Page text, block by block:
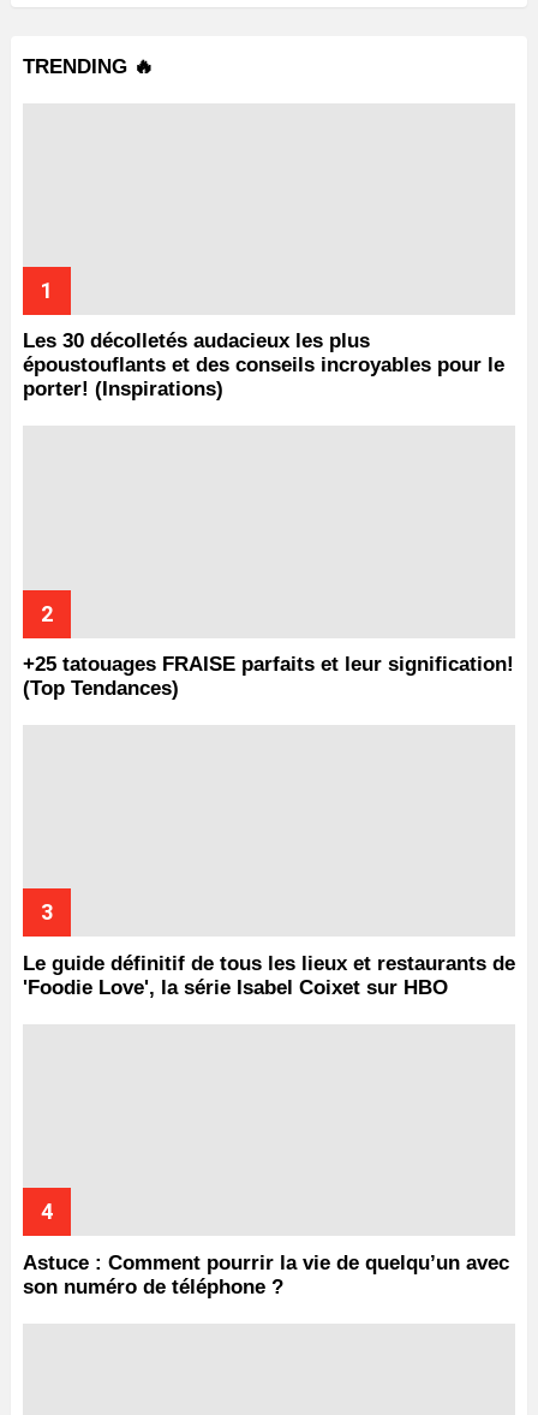
TRENDING 🔥
Les 30 décolletés audacieux les plus
époustouflants et des conseils incroyables pour le
porter! (Inspirations)
+25 tatouages ​​FRAISE parfaits et leur signification!
(Top Tendances)
Le guide définitif de tous les lieux et restaurants de
'Foodie Love', la série Isabel Coixet sur HBO
Astuce : Comment pourrir la vie de quelqu’un avec
son numéro de téléphone ?